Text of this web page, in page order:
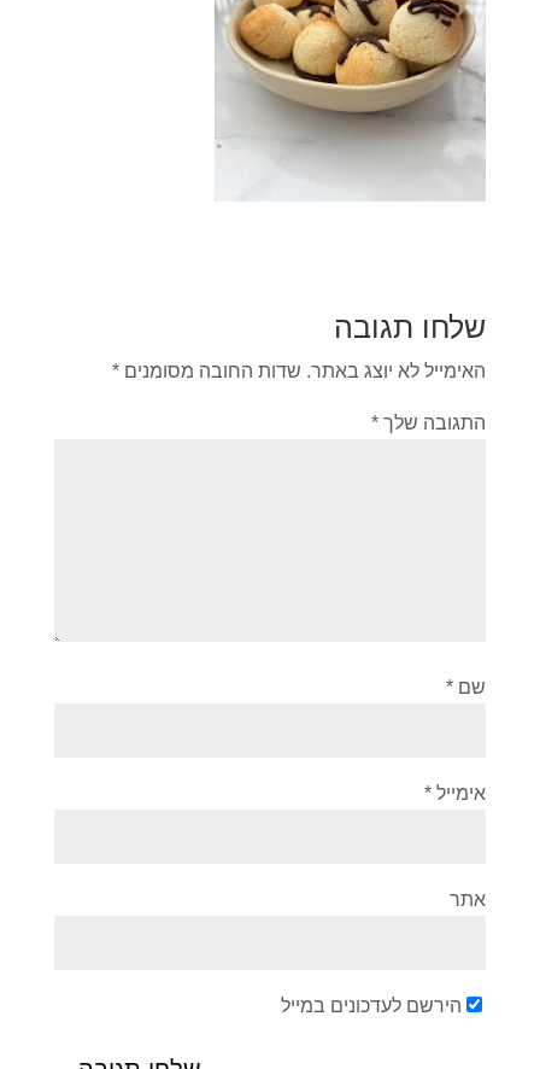
שלחו תגובה
האימייל לא יוצג באתר. שדות החובה מסומנים *
התגובה שלך *
שם *
אימייל *
אתר
הירשם לעדכונים במייל